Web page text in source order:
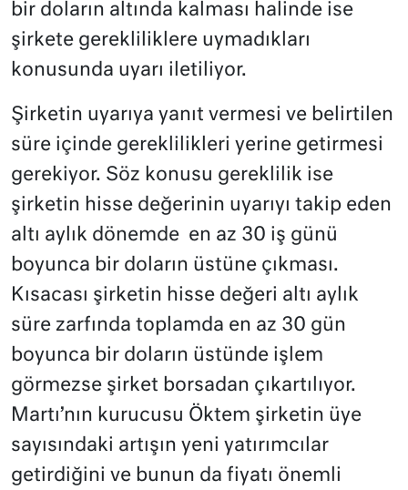
bir doların altında kalması halinde ise
şirkete gerekliliklere uymadıkları
konusunda uyarı iletiliyor.
Şirketin uyarıya yanıt vermesi ve belirtilen
süre içinde gereklilikleri yerine getirmesi
gerekiyor. Söz konusu gereklilik ise
şirketin hisse değerinin uyarıyı takip eden
altı aylık dönemde en az 30 iş günü
boyunca bir doların üstüne çıkması.
Kısacası şirketin hisse değeri altı aylık
süre zarfında toplamda en az 30 gün
boyunca bir doların üstünde işlem
görmezse şirket borsadan çıkartılıyor.
Martı’nın kurucusu Öktem şirketin üye
sayısındaki artışın yeni yatırımcılar
getirdiğini ve bunun da fiyatı önemli